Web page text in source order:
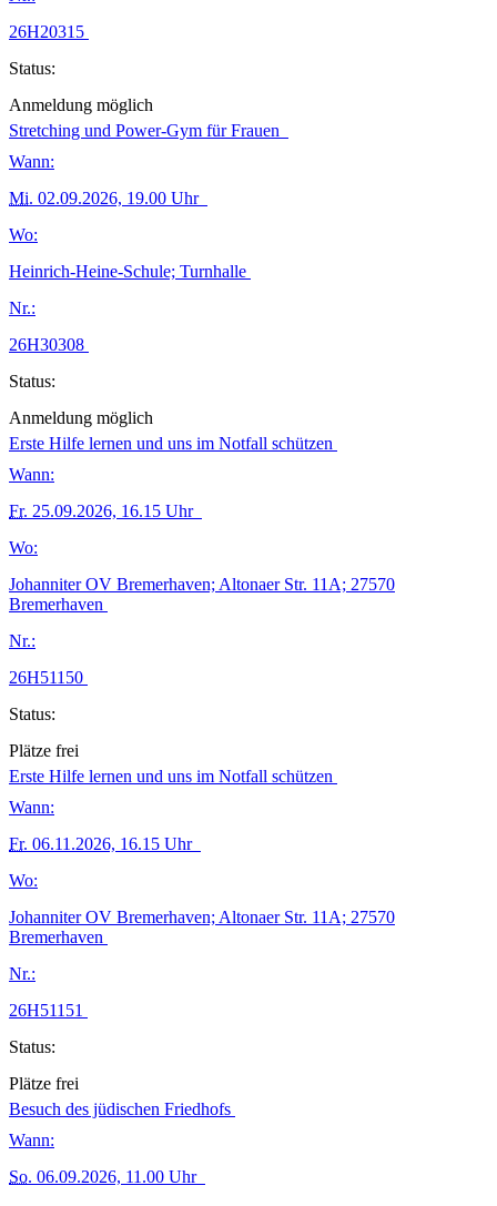
26H20315
Status:
Anmeldung möglich
Stretching und Power-Gym für Frauen
Wann:
Mi. 02.09.2026, 19.00 Uhr
Wo:
Heinrich-Heine-Schule; Turnhalle
Nr.:
26H30308
Status:
Anmeldung möglich
Erste Hilfe lernen und uns im Notfall schützen
Wann:
Fr. 25.09.2026, 16.15 Uhr
Wo:
Johanniter OV Bremerhaven; Altonaer Str. 11A; 27570
Bremerhaven
Nr.:
26H51150
Status:
Plätze frei
Erste Hilfe lernen und uns im Notfall schützen
Wann:
Fr. 06.11.2026, 16.15 Uhr
Wo:
Johanniter OV Bremerhaven; Altonaer Str. 11A; 27570
Bremerhaven
Nr.:
26H51151
Status:
Plätze frei
Besuch des jüdischen Friedhofs
Wann:
So. 06.09.2026, 11.00 Uhr